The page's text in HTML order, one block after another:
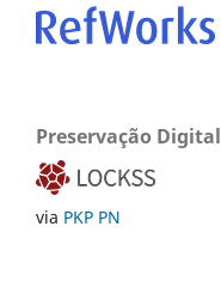
Preservação Digital
via PKP PN